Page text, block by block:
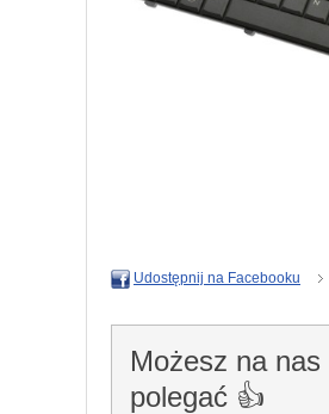
Udostępnij na Facebooku
Możesz na nas
polegać 👍